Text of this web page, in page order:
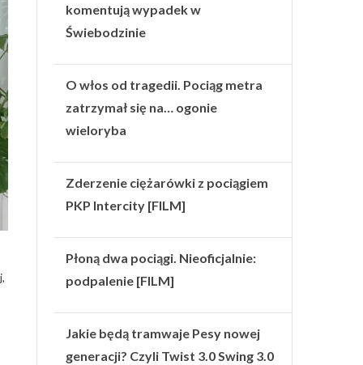
komentują wypadek w
Świebodzinie
O włos od tragedii. Pociąg metra
zatrzymał się na… ogonie
wieloryba
Zderzenie ciężarówki z pociągiem
PKP Intercity [FILM]
Płoną dwa pociągi. Nieoficjalnie:
podpalenie [FILM]
Jakie będą tramwaje Pesy nowej
generacji? Czyli Twist 3.0 Swing 3.0